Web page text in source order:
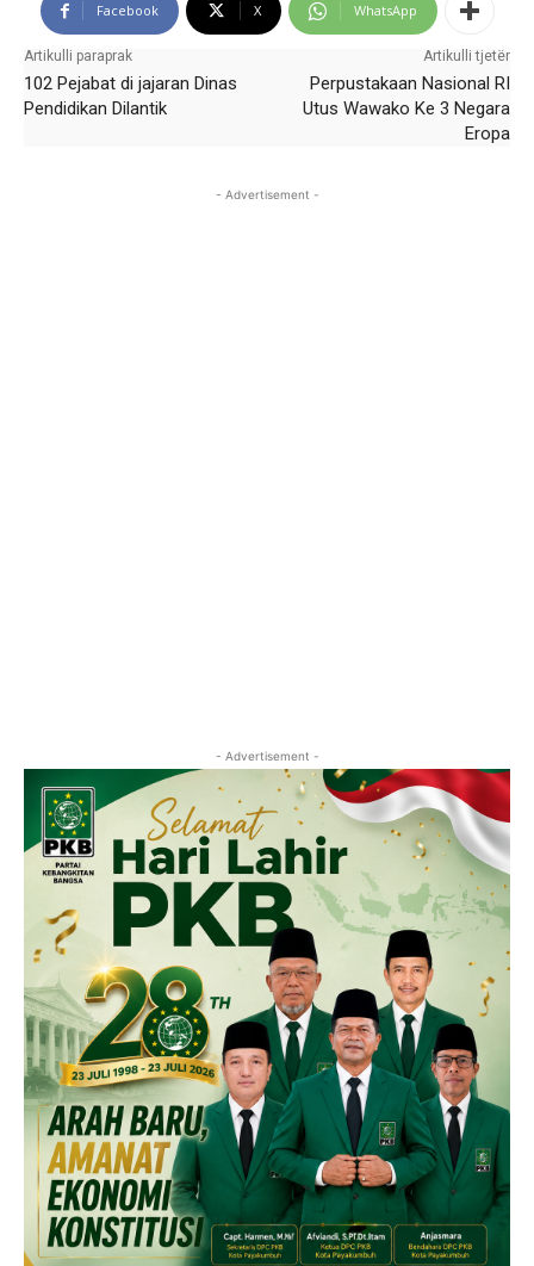
Facebook X WhatsApp
Artikulli paraprak
102 Pejabat di jajaran Dinas
Pendidikan Dilantik
Artikulli tjetër
Perpustakaan Nasional RI
Utus Wawako Ke 3 Negara
Eropa
- Advertisement -
- Advertisement -